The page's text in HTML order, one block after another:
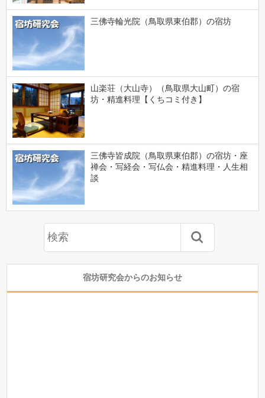
三佛寺輪光院（鳥取県東伯郡）の宿坊
山楽荘（大山寺）（鳥取県大山町）の宿
坊・精進料理【くちコミ付き】
三佛寺皆成院（鳥取県東伯郡）の宿坊・座
禅会・写経会・写仏会・精進料理・人生相
談
宿坊研究会からのお知らせ